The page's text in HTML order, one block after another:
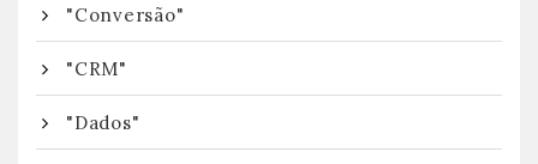
"Conversão"
"CRM"
"Dados"